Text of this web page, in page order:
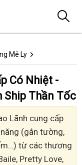
Mê Ly
Có Nhiệt -
Ship Thần Tốc
Lãnh cung cấp
(gắn tường,
từ các thương
Pretty Love,